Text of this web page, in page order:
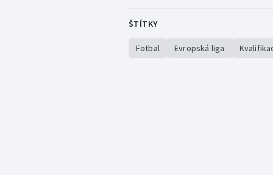
ŠTÍTKY
Fotbal Evropská liga